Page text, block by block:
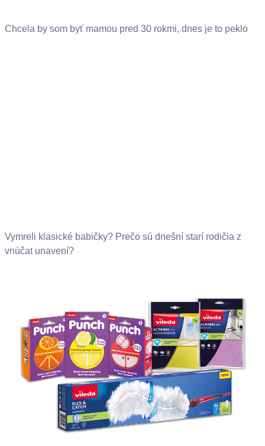
Chcela by som byť mamou pred 30 rokmi, dnes je to peklo
Vymreli klasické babičky? Prečo sú dnešní starí rodičia z
vnúčat unavení?